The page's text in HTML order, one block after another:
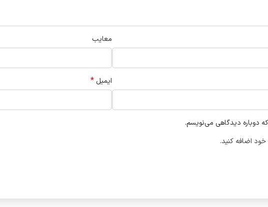
معایب
ایمیل *
دوباره دیدگاهی می‌نویسم.
اضافه کنید.